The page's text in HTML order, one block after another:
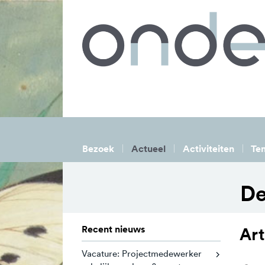
Bezoek Actueel Activiteiten
Recent nieuws
Vacature: Projectmedewerker